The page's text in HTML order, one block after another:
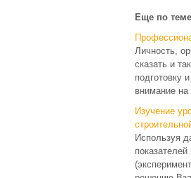
Еще по
Личность,
сказать и
подготовку
внимание на
Изучение
Используя